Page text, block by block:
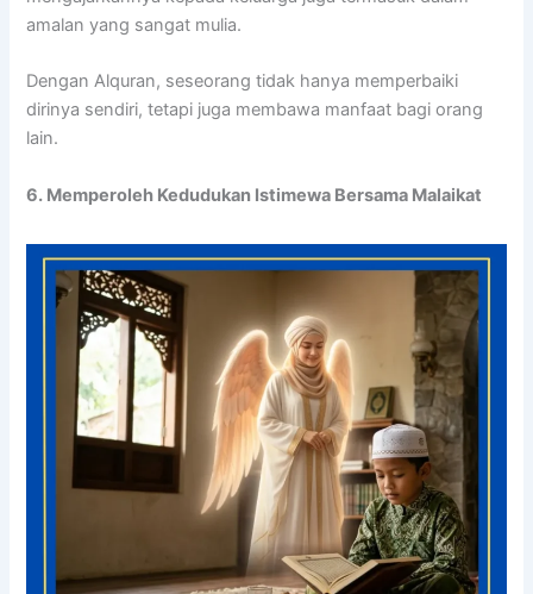
amalan yang sangat mulia.
Dengan Alquran, seseorang tidak hanya memperbaiki
dirinya sendiri, tetapi juga membawa manfaat bagi orang
lain.
6. Memperoleh Kedudukan Istimewa Bersama Malaikat